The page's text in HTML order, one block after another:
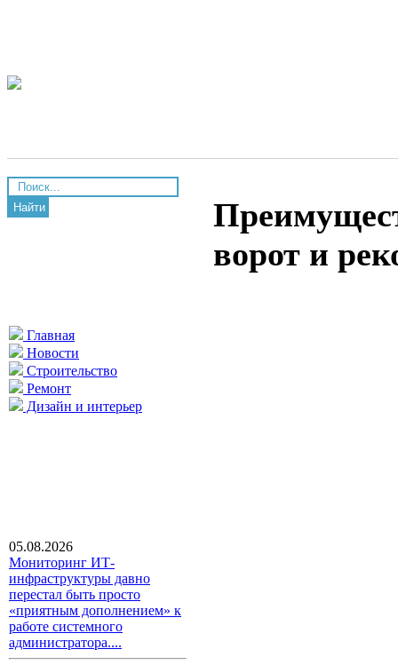
Найти
Главная
Новости
Строительство
Ремонт
Дизайн и интерьер
05.08.2026
Мониторинг ИТ-
инфраструктуры давно
перестал быть просто
«приятным дополнением» к
работе системного
администратора....
ворот и